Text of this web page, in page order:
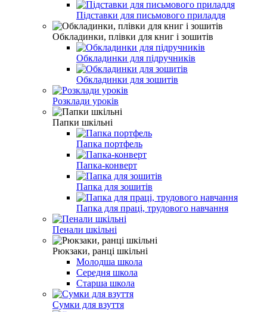
Підставки для письмового приладдя
Обкладинки, плівки для книг і зошитів
Обкладинки для підручників
Обкладинки для зошитів
Розклади уроків
Папки шкільні
Папка портфель
Папка-конверт
Папка для зошитів
Папка для праці, трудового навчання
Пенали шкільні
Рюкзаки, ранці шкільні
Молодша школа
Середня школа
Старша школа
Сумки для взуття